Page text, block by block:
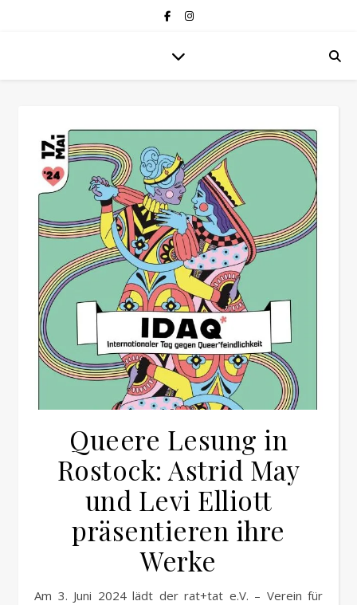
Queere Lesung in
Rostock: Astrid May
und Levi Elliott
präsentieren ihre
Werke
Am 3. Juni 2024 lädt der rat+tat e.V. – Verein für